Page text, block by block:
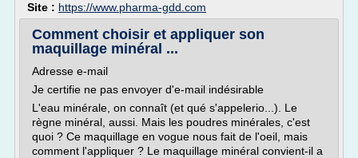
Site : https://www.pharma-gdd.com
Comment choisir et appliquer son
maquillage minéral ...
Adresse e-mail
Je certifie ne pas envoyer d'e-mail indésirable
L'eau minérale, on connaît (et qué s'appelerio...). Le
règne minéral, aussi. Mais les poudres minérales, c'est
quoi ? Ce maquillage en vogue nous fait de l'oeil, mais
comment l'appliquer ? Le maquillage minéral convient-il a